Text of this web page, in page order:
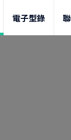
電子型錄